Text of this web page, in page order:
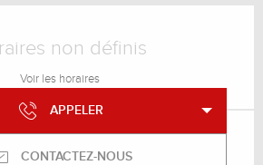
non définis
Voir les horaires
APPELER
CONTACTEZ-NOUS